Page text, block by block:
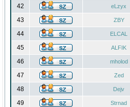
42 eLzyx
43 ZBY
44 ELCAL
45 ALFIK
46 mholod
47 Zed
48 Dejv
49 Strnad